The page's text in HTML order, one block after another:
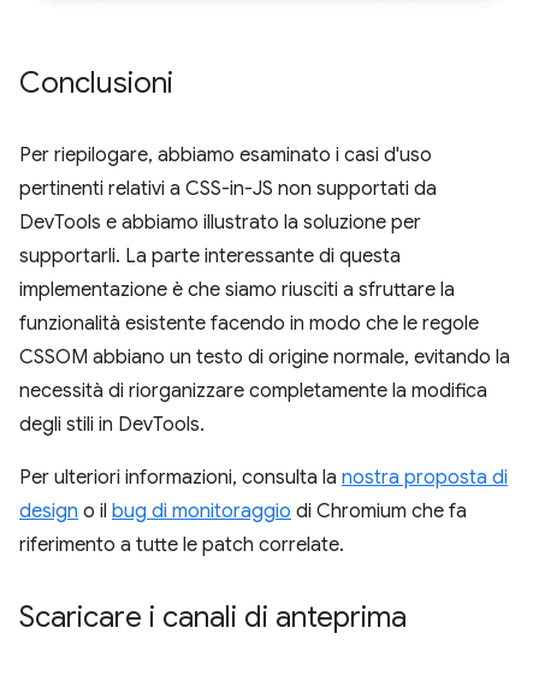
Conclusioni
Per riepilogare, abbiamo esaminato i casi d'uso
pertinenti relativi a CSS-in-JS non supportati da
DevTools e abbiamo illustrato la soluzione per
supportarli. La parte interessante di questa
implementazione è che siamo riusciti a sfruttare la
funzionalità esistente facendo in modo che le regole
CSSOM abbiano un testo di origine normale, evitando la
necessità di riorganizzare completamente la modifica
degli stili in DevTools.
Per ulteriori informazioni, consulta la nostra proposta di
design o il bug di monitoraggio di Chromium che fa
riferimento a tutte le patch correlate.
Scaricare i canali di anteprima